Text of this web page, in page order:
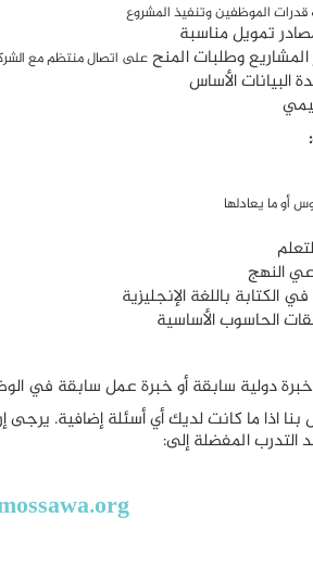
قدرات الموظفين وتنفيذ المشروع
تمويل مناسبة
المشاريع وطلبات المنحعلى اتصال منتظم مع
البيانات الأساس
أو ما يعادلها
النهج
الكتابة باللغة الإنجليزية
الحاسوب الأساسية
دولية سابقة أو خبرة عمل سابقة في
بنا اذا ما كانت لديك أي أسئلة إضافية.
التدرب المفضلة إلى: